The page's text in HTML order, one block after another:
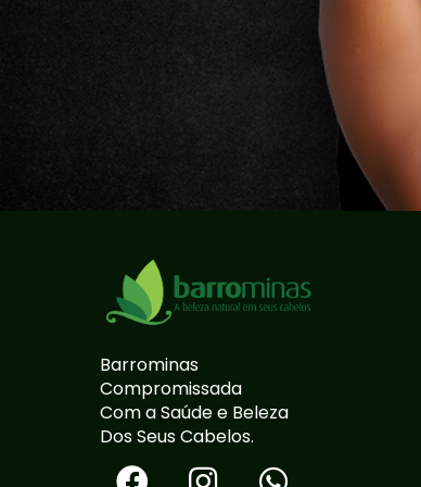
Barrominas
Compromissada
Com a Saúde e Beleza
Dos Seus Cabelos.